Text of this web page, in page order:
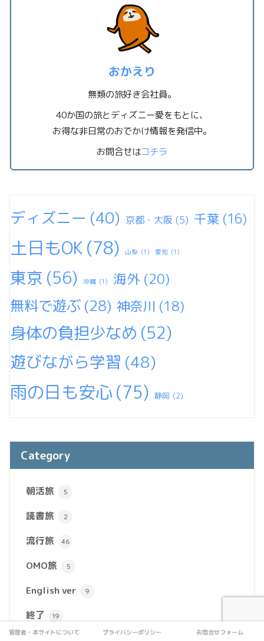
おかえり
無類の旅好き会社員。
40か国の旅とディズニー愛をもとに、
お得な非日常のおでかけ情報を発信中。
お問合せはコチラ
ディズニー (40) 京都・大阪 (5) 千葉 (16)
土日もOK(78) 山梨 (1) 愛知 (1)
東京 (56) 沖縄 (1) 海外 (20)
無料で遊ぶ (28) 神奈川 (18)
身体の負担少なめ (52)
遊びながら学習 (48)
雨の日も安心(75) 静岡 (2)
Category
朝活旅 5
読書旅 2
流行旅 46
OMO旅 5
English ver 9
終了 19
管理者・本サイトについて プライバシーポリシー お問合せフォーム